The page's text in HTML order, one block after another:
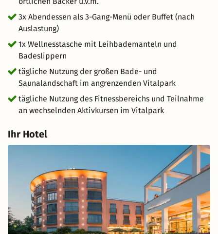
3x Abendessen als 3-Gang-Menü oder Buffet (nach
Auslastung)
1x Wellnesstasche mit Leihbademanteln und
Badeslippern
tägliche Nutzung der großen Bade- und
Saunalandschaft im angrenzenden Vitalpark
tägliche Nutzung des Fitnessbereichs und Teilnahme
an wechselnden Aktivkursen im Vitalpark
Ihr Hotel